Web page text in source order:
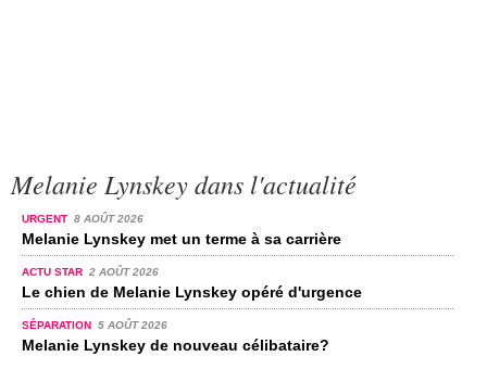
Melanie Lynskey dans l'actualité
URGENT 8 AOÛT 2026
Melanie Lynskey met un terme à sa carrière
ACTU STAR 2 AOÛT 2026
Le chien de Melanie Lynskey opéré d'urgence
SÉPARATION 5 AOÛT 2026
Melanie Lynskey de nouveau célibataire?